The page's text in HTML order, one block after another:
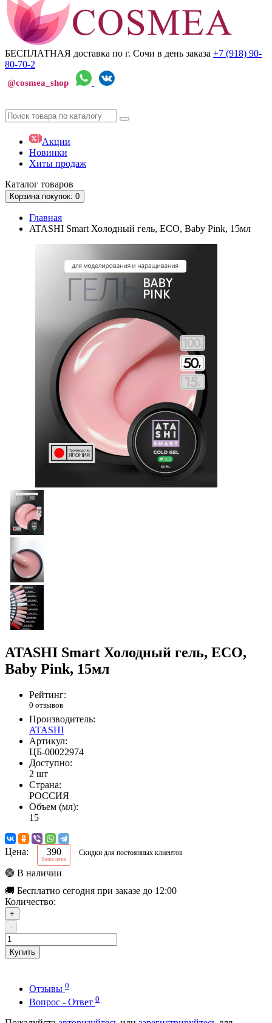
БЕСПЛАТНАЯ доставка по г. Сочи в день заказа +7 (918) 90-
80-70-2
@cosmea_shop
Акции
Новинки
Хиты продаж
Каталог товаров
Корзинапокупок: 0
Главная
ATASHI Smart Холодный гель, ECO, Baby Pink, 15мл
ATASHI Smart Холодный гель, ECO,
Baby Pink, 15мл
Рейтинг:
0 отзывов
Производитель:
ATASHI
Артикул:
ЦБ-00022974
Доступно:
2 шт
Страна:
РОССИЯ
Объем (мл):
15
Цена: 390
Ваша цена
Скидки для постоянных клиентов
🟢 В наличии
🚚 Бесплатно сегодня при заказе до 12:00
Количество:
+
-
Купить
Отзывы 0
Вопрос - Ответ 0